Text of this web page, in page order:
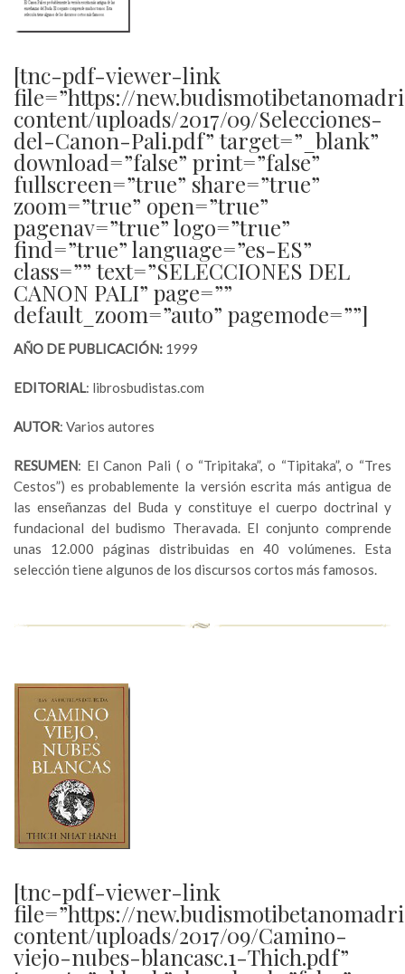
[tnc-pdf-viewer-link
file=”https://
content/uploads/2017/09/Selecciones-
del-Canon-Pali.pdf” target=”_blank”
download=”false” print=”false”
fullscreen=”true” share=”true”
zoom=”true” open=”true”
pagenav=”true” logo=”true”
find=”true” language=”es-ES”
class=”” text=”SELECCIONES DEL
CANON PALI” page=””
default_zoom=”auto” pagemode=””]
AÑO DE PUBLICACIÓN: 1999
EDITORIAL: librosbudistas.com
AUTOR: Varios autores
RESUMEN: El Canon Pali ( o “Tripitaka”, o “Tipitaka”, o “Tres
Cestos”) es probablemente la versión escrita más antigua de
las enseñanzas del Buda y constituye el cuerpo doctrinal y
fundacional del budismo Theravada. El conjunto comprende
unas 12.000 páginas distribuidas en 40 volúmenes. Esta
selección tiene algunos de los discursos cortos más famosos.
[tnc-pdf-viewer-link
file=”https://
content/uploads/2017/09/Camino-
viejo-nubes-blancasc.1-Thich.pdf”